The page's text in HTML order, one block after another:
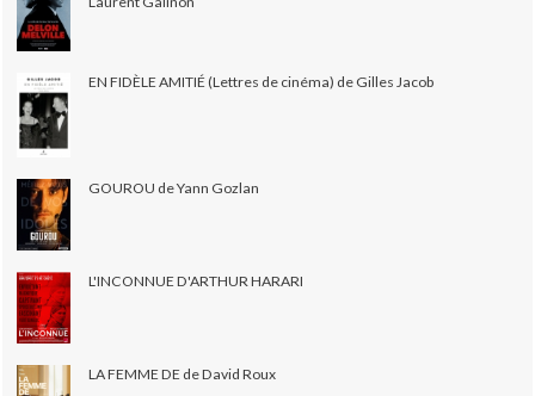
EN FIDÈLE AMITIÉ (Lettres de cinéma) de Gilles Jacob
GOUROU de Yann Gozlan
L'INCONNUE D'ARTHUR HARARI
LA FEMME DE de David Roux